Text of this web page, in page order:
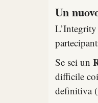
Un
Se sei un
difficile
definitiva